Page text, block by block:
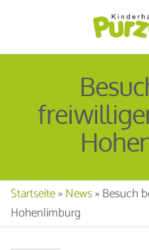
Startseite»News»Besuch
Hohenlimburg